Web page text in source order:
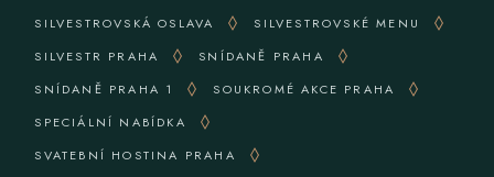
SILVESTROVSKÁ OSLAVA
SILVESTROVSKÉ MENU
SILVESTR PRAHA
SNÍDANĚ PRAHA
SNÍDANĚ PRAHA 1
SOUKROMÉ AKCE PRAHA
SPECIÁLNÍ NABÍDKA
SVATEBNÍ HOSTINA PRAHA